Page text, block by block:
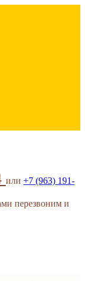
или +7 (963) 191-
перезвоним и